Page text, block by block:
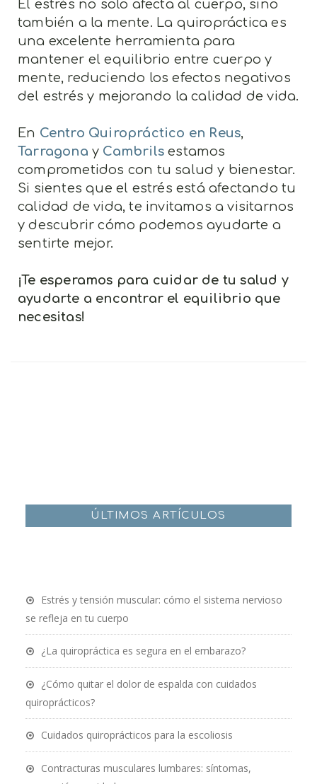
El estrés no solo afecta al cuerpo, sino
también a la mente. La quiropráctica es
una excelente herramienta para
mantener el equilibrio entre cuerpo y
mente, reduciendo los efectos negativos
del estrés y mejorando la calidad de vida.
En Centro Quiropráctico en Reus,
Tarragona y Cambrils estamos
comprometidos con tu salud y bienestar.
Si sientes que el estrés está afectando tu
calidad de vida, te invitamos a visitarnos
y descubrir cómo podemos ayudarte a
sentirte mejor.
¡Te esperamos para cuidar de tu salud y
ayudarte a encontrar el equilibrio que
necesitas!
ÚLTIMOS ARTÍCULOS
Estrés y tensión muscular: cómo el sistema nervioso
se refleja en tu cuerpo
¿La quiropráctica es segura en el embarazo?
¿Cómo quitar el dolor de espalda con cuidados
quiroprácticos?
Cuidados quiroprácticos para la escoliosis
Contracturas musculares lumbares: síntomas,